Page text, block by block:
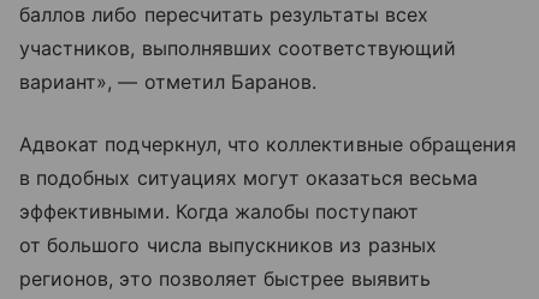
баллов либо пересчитать результаты всех
участников, выполнявших соответствующий
вариант», — отметил Баранов.
Адвокат подчеркнул, что коллективные обращения
в подобных ситуациях могут оказаться весьма
эффективными. Когда жалобы поступают
от большого числа выпускников из разных
регионов, это позволяет быстрее выявить